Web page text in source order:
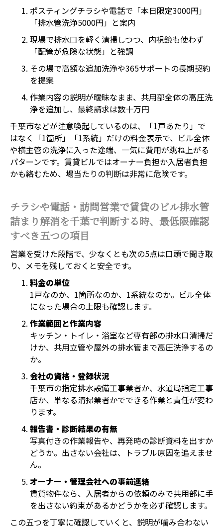
ポスティングチラシや電話で「本日限定3000円」
「排水管洗浄5000円」と案内
現場で排水口を軽く清掃しつつ、内視鏡も使わず
「配管が危険な状態」と強調
その場で高額な追加洗浄や365サポートの長期契約
を提案
作業内容の説明が曖昧なまま、共用部全体の高圧洗
浄を追加し、最終請求は数十万円
千葉市などが注意喚起しているのは、「1戸あたり」で
はなく「1箇所」「1系統」だけの料金表示で、ビル全体
や横主管の洗浄に入った途端、一気に費用が跳ね上がる
パターンです。賃貸ビルではオーナー負担か入居者負担
かも絡むため、場当たりの判断は非常に危険です。
チラシや電話・訪問営業で賃貸のビル排水管
詰まり解消を千葉で判断する時、最低限確認
すべき五つの項目
営業を受けた段階で、少なくとも次の5点は口頭で聞き取
り、メモを残しておくと安全です。
料金の単位
1戸なのか、1箇所なのか、1系統なのか。ビル全体
になった場合の上限も確認します。
作業範囲と作業内容
キッチン・トイレ・浴室など専有部の排水口清掃だ
けか、共用立管や屋外の排水管まで高圧洗浄するの
か。
会社の資格・登録状況
千葉市の指定排水設備工事業者か、水道局指定工事
店か、単なる清掃業者かでできる作業と責任が変わ
ります。
報告書・診断結果の有無
写真付きの作業報告や、再発時の診断資料を出すか
どうか。出さない会社は、トラブル原因を追えませ
ん。
オーナー・管理会社への事前連絡
賃貸物件なら、入居者からの依頼のみで共用部に手
を出さない約束があるかどうかを必ず確認します。
この五つを丁寧に確認していくと、説明が噛み合わない